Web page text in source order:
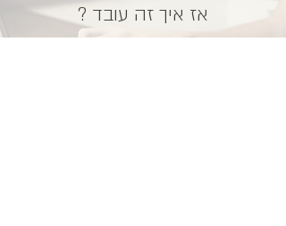
אז איך זה עובד ?